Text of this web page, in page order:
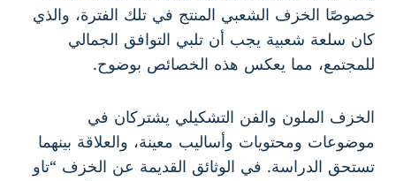
خصوصًا الخزف الشعبي المنتج في تلك الفترة، والذي
كان سلعة شعبية يجب أن تلبي التوافق الجمالي
للمجتمع، مما يعكس هذه الخصائص بوضوح.
الخزف الملون والفن التشكيلي يشتركان في
موضوعات ومحتويات وأساليب معينة، والعلاقة بينهما
تستحق الدراسة. في الوثائق القديمة عن الخزف “تاو